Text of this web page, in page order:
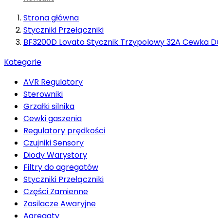
Strona główna
Styczniki Przełączniki
BF3200D Lovato Stycznik Trzypolowy 32A Cewka
Kategorie
AVR Regulatory
Sterowniki
Grzałki silnika
Cewki gaszenia
Regulatory prędkości
Czujniki Sensory
Diody Warystory
Filtry do agregatów
Styczniki Przełączniki
Części Zamienne
Zasilacze Awaryjne